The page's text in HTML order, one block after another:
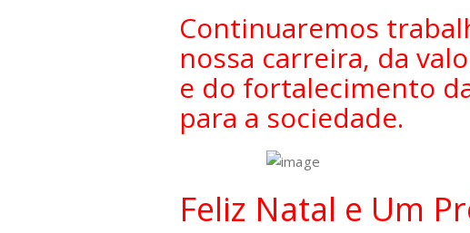
Continuaremos
nossa carreira, da
e do fortalecimento
para a sociedade.
Feliz Natal e Um